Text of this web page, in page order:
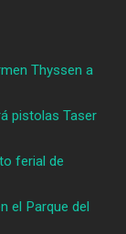
Thyssen a
pistolas Taser
ferial de
el Parque del